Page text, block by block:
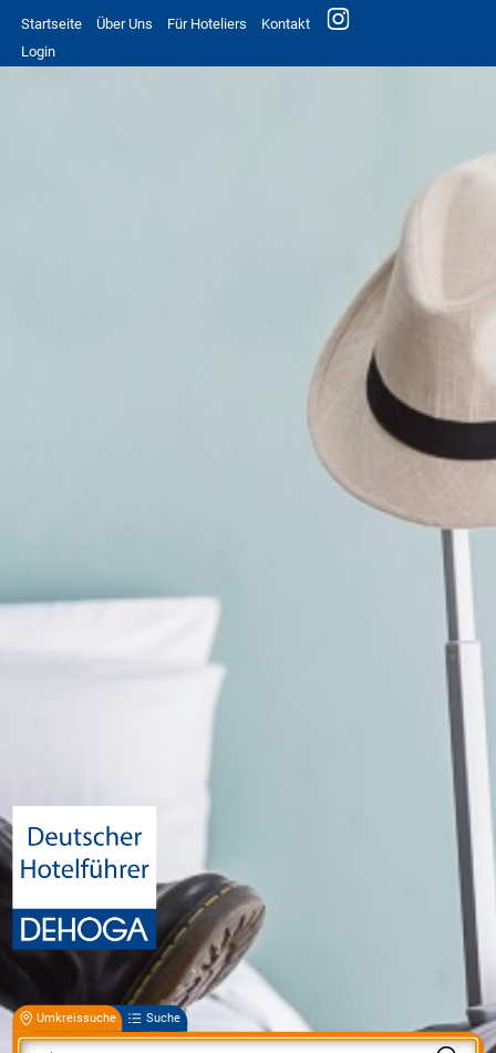
Startseite Über Uns Für Hoteliers
Kontakt
Login
Umkreissuche Suche